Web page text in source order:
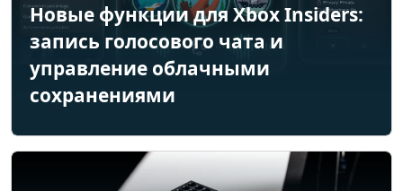
Новые функции для Xbox Insiders:
запись голосового чата и
управление облачными
сохранениями